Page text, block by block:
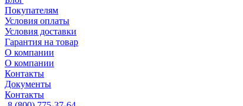
Покупателям
Условия оплаты
Условия доставки
Гарантия на товар
О компании
О компании
Контакты
Документы
Контакты